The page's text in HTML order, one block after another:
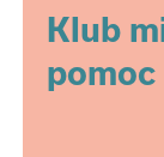
Klub
pomoc